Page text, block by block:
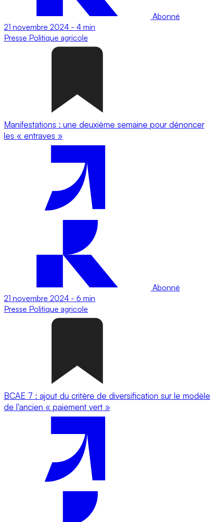
Abonné
21 novembre 2024 - 4 min
Presse Politique agricole
Manifestations : une deuxième semaine pour dénoncer
les « entraves »
Abonné
21 novembre 2024 - 6 min
Presse Politique agricole
BCAE 7 : ajout du critère de diversification sur le modèle
de l’ancien « paiement vert »